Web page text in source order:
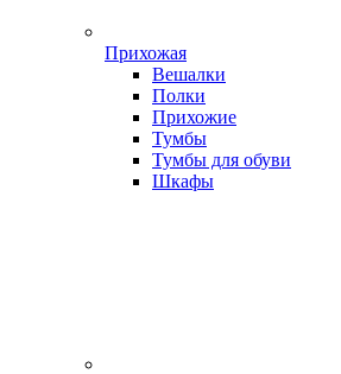
Прихожая
Вешалки
Полки
Прихожие
Тумбы
Тумбы для обуви
Шкафы